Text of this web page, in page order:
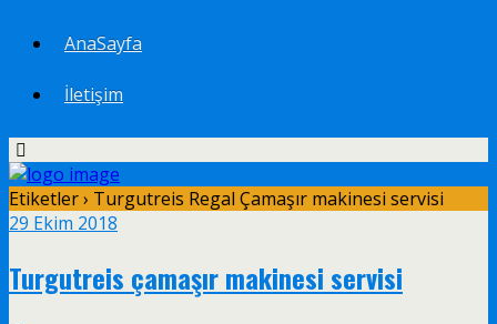
AnaSayfa
İletişim
Etiketler › Turgutreis Regal Çamaşır makinesi servisi
29 Ekim 2018
Turgutreis çamaşır makinesi servisi